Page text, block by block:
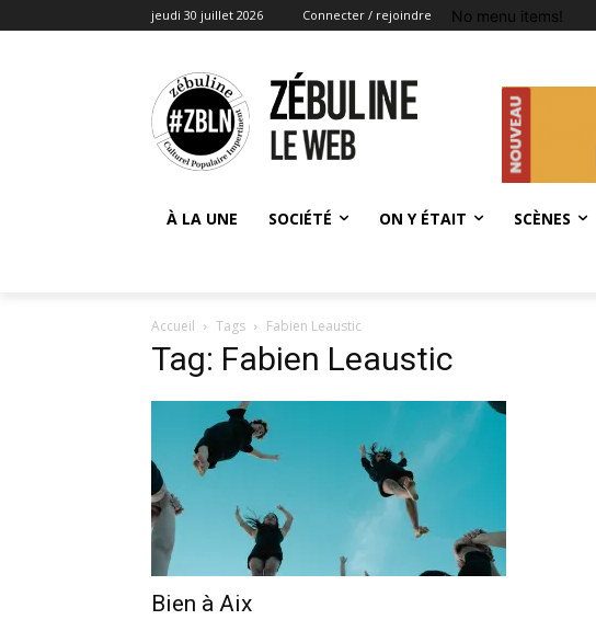
jeudi 30 juillet 2026 Connecter / rejoindre No menu items!
À LA UNE SOCIÉTÉ ON Y ÉTAIT SCÈNES
Accueil Tags Fabien Leaustic
Tag: Fabien Leaustic
Bien à Aix